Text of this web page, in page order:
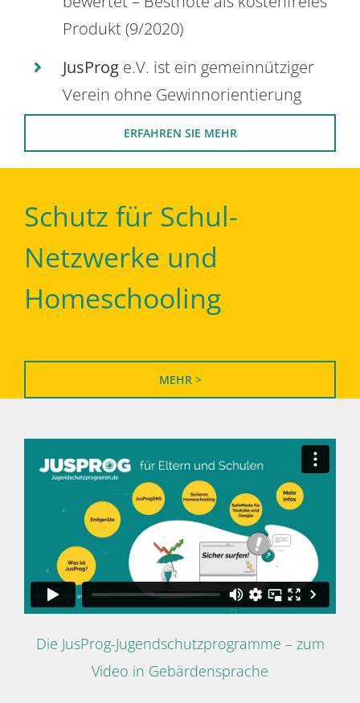
Produkt (9/2020)
JusProg e.V. ist ein gemeinnütziger
Verein ohne Gewinnorientierung
ERFAHREN SIE MEHR
Schutz für Schul-
Netzwerke und
Homeschooling
MEHR >
Die JusProg-Jugendschutzprogramme – zum
Video in Gebärdensprache